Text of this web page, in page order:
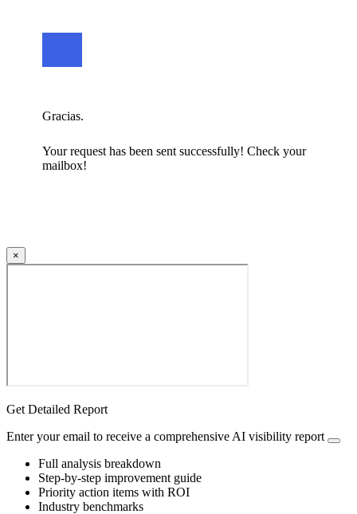
Gracias.
Your request has been sent successfully! Check your
mailbox!
×
Get Detailed Report
Enter your email to receive a comprehensive AI visibility report
Full analysis breakdown
Step-by-step improvement guide
Priority action items with ROI
Industry benchmarks